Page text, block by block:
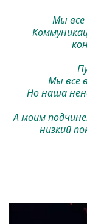
Мы все
Мы все
Но наша
А моим
низкий